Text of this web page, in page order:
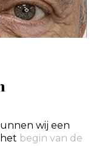
wij een
begin van de